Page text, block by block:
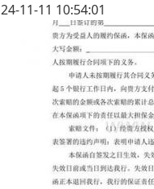
24-11-11 10:54:01